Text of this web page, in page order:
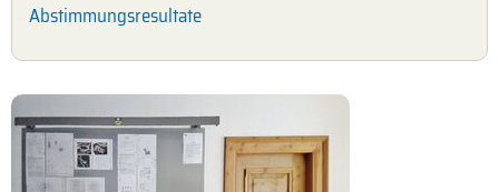
Abstimmungsresultate